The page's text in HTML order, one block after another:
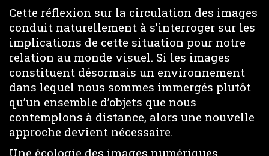
Cette réflexion sur la circulation des images
conduit naturellement à s’interroger sur les
implications de cette situation pour notre
relation au monde visuel. Si les images
constituent désormais un environnement
dans lequel nous sommes immergés plutôt
qu’un ensemble d’objets que nous
contemplons à distance, alors une nouvelle
approche devient nécessaire.
Une écologie des images numériques